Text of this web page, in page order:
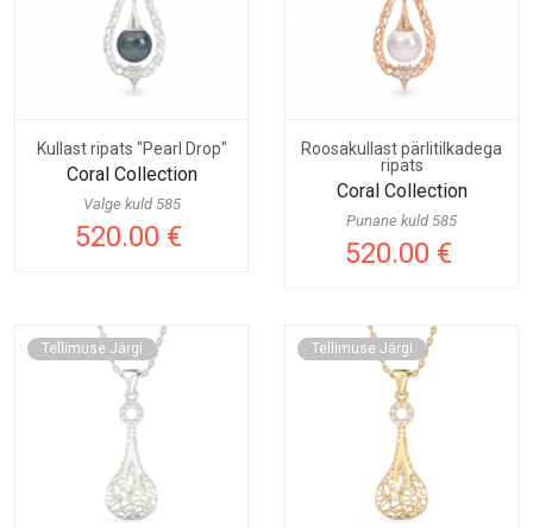
Kullast ripats "Pearl Drop"
Coral Collection
Valge kuld 585
520.00 €
Roosakullast pärlitilkadega
ripats
Coral Collection
Punane kuld 585
520.00 €
Tellimuse Järgi Tellimuse Järgi